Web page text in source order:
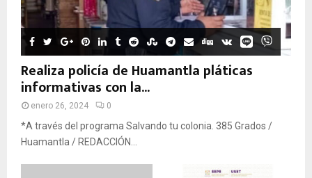
Realiza policía de Huamantla pláticas
informativas con la...
enero 26, 2024 0
*A través del programa Salvando tu colonia. 385 Grados /
Huamantla / REDACCIÓN...